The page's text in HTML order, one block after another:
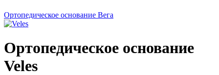
Ортопедическое основание Вега
Ортопедическое основание
Veles